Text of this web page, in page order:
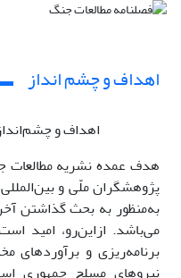
اهداف و چشم انداز
اهداف و
هدف عمده نشریه مطالعات
پژوهشگران ملّی و
به‌منظور به بحث گذاشتن
می‌باشد. ازاین‌رو، امید
برنامه‌ریزی و